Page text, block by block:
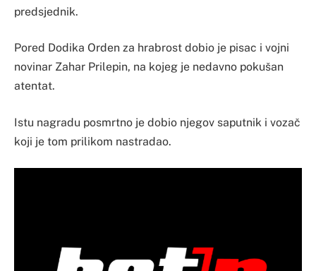
predsjednik.
Pored Dodika Orden za hrabrost dobio je pisac i vojni
novinar Zahar Prilepin, na kojeg je nedavno pokušan
atentat.
Istu nagradu posmrtno je dobio njegov saputnik i vozač
koji je tom prilikom nastradao.